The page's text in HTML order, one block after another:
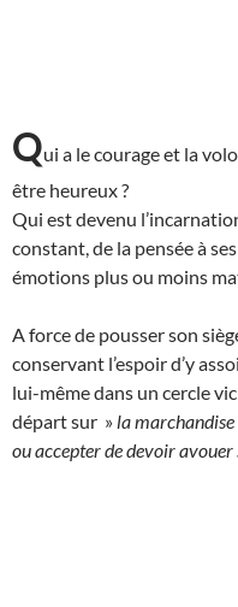
Qui a le courage et la
être heureux ?
Qui est devenu
constant, de la pensée à
émotions plus ou moins
A force de pousser son
conservant l’espoir d’y
lui-même dans un cercle
départ sur » la marchandise
ou accepter de devoir